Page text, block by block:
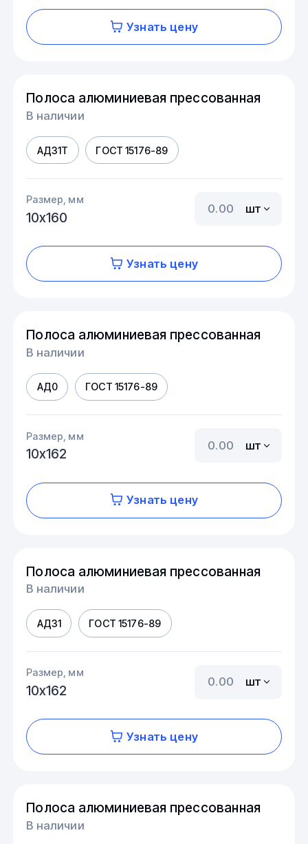
Узнать цену
Полоса алюминиевая прессованная
В наличии
АД31Т ГОСТ 15176-89
Размер, мм
10х160
шт
Узнать цену
Полоса алюминиевая прессованная
В наличии
АД0 ГОСТ 15176-89
Размер, мм
10х162
шт
Узнать цену
Полоса алюминиевая прессованная
В наличии
АД31 ГОСТ 15176-89
Размер, мм
10х162
шт
Узнать цену
Полоса алюминиевая прессованная
В наличии